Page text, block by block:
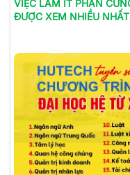
VIỆC LÀM IT PHẦN
ĐƯỢC XEM NHIỀU NHẤT